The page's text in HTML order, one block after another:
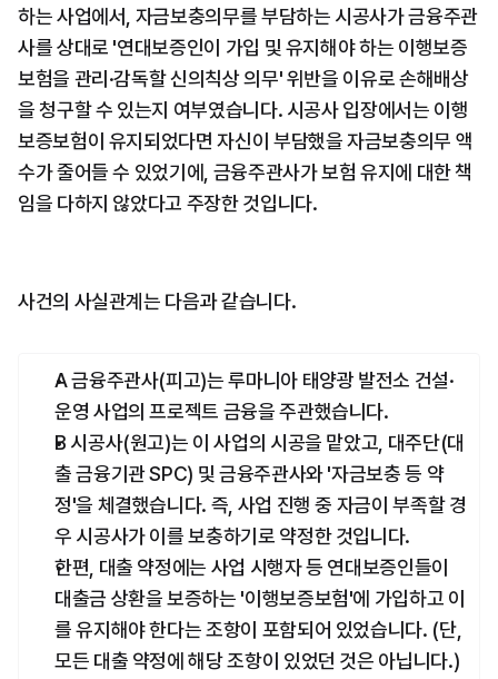
하는 사업에서, 자금보충의무를 부담하는 시공사가 금융주관
사를 상대로 '연대보증인이 가입 및 유지해야 하는 이행보증
보험을 관리·감독할 신의칙상 의무' 위반을 이유로 손해배상
을 청구할 수 있는지 여부였습니다. 시공사 입장에서는 이행
보증보험이 유지되었다면 자신이 부담했을 자금보충의무 액
수가 줄어들 수 있었기에, 금융주관사가 보험 유지에 대한 책
임을 다하지 않았다고 주장한 것입니다.
사건의 사실관계는 다음과 같습니다.
A 금융주관사(피고)는 루마니아 태양광 발전소 건설·
운영 사업의 프로젝트 금융을 주관했습니다.
B 시공사(원고)는 이 사업의 시공을 맡았고, 대주단(대
출 금융기관 SPC) 및 금융주관사와 '자금보충 등 약
정'을 체결했습니다. 즉, 사업 진행 중 자금이 부족할 경
우 시공사가 이를 보충하기로 약정한 것입니다.
한편, 대출 약정에는 사업 시행자 등 연대보증인들이
대출금 상환을 보증하는 '이행보증보험'에 가입하고 이
를 유지해야 한다는 조항이 포함되어 있었습니다. (단,
모든 대출 약정에 해당 조항이 있었던 것은 아닙니다.)